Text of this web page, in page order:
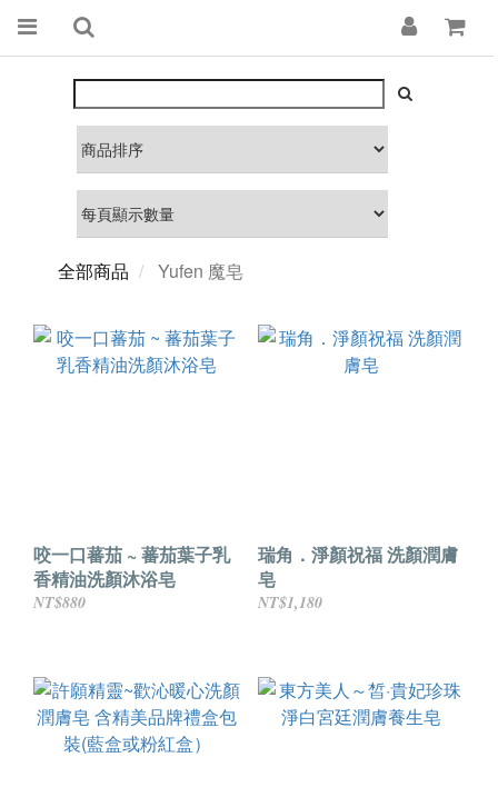
全部商品 Yufen 魔皂
咬一口蕃茄 ~ 蕃茄葉子乳
香精油洗顏沐浴皂
NT$880
瑞角．淨顏祝福 洗顏潤膚
皂
NT$1,180